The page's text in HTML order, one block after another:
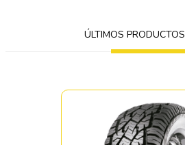
ÚLTIMOS PRODUCTOS